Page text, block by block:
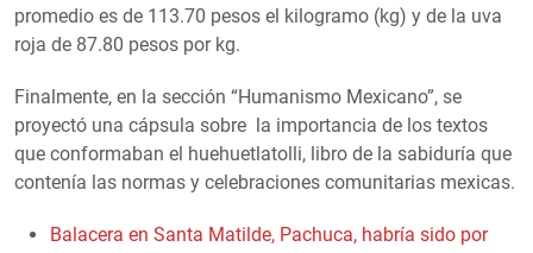
promedio es de 113.70 pesos el kilogramo (kg) y de la uva
roja de 87.80 pesos por kg.
Finalmente, en la sección “Humanismo Mexicano”, se
proyectó una cápsula sobre la importancia de los textos
que conformaban el huehuetlatolli, libro de la sabiduría que
contenía las normas y celebraciones comunitarias mexicas.
Balacera en Santa Matilde, Pachuca, habría sido por